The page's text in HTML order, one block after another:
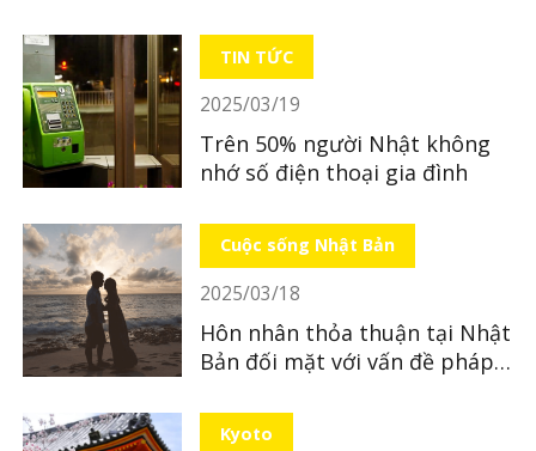
TIN TỨC
2025/03/19
Trên 50% người Nhật không
nhớ số điện thoại gia đình
Cuộc sống Nhật Bản
2025/03/18
Hôn nhân thỏa thuận tại Nhật
Bản đối mặt với vấn đề pháp
Kyoto